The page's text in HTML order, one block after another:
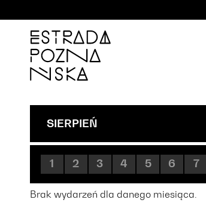
SIERPIEŃ
1 2 3 4 5 6 7
Brak wydarzeń dla danego miesiąca.